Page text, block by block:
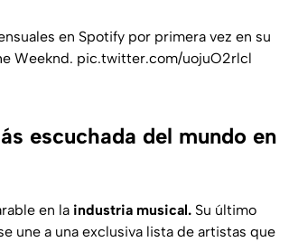
en Spotify por primera vez en su
Weeknd. pic.twitter.com/uojuO2rlcl
escuchada del mundo en
en la industria musical. Su último
une a una exclusiva lista de artistas que